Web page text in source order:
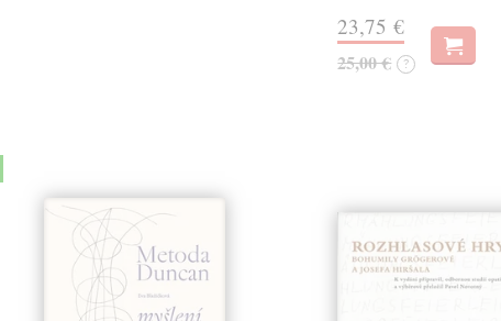
23,75 €
25,00 € ?